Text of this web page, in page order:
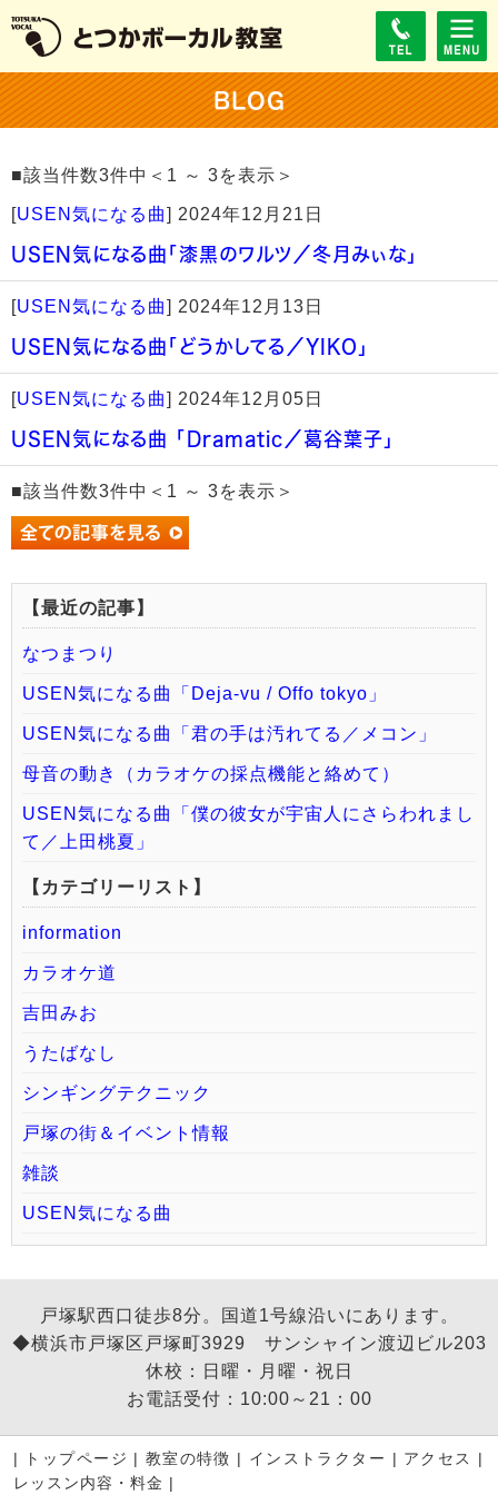
BLOG
■該当件数3件中＜1 ～ 3を表示＞
[USEN気になる曲] 2024年12月21日
USEN気になる曲「漆黒のワルツ／冬月みぃな」
[USEN気になる曲] 2024年12月13日
USEN気になる曲「どうかしてる／YIKO」
[USEN気になる曲] 2024年12月05日
USEN気になる曲 「Dramatic／葛谷葉子」
■該当件数3件中＜1 ～ 3を表示＞
【最近の記事】
なつまつり
USEN気になる曲「Deja-vu / Offo tokyo」
USEN気になる曲「君の手は汚れてる／メコン」
母音の動き（カラオケの採点機能と絡めて）
USEN気になる曲「僕の彼女が宇宙人にさらわれまし
て／上田桃夏」
【カテゴリーリスト】
information
カラオケ道
吉田みお
うたばなし
シンギングテクニック
戸塚の街＆イベント情報
雑談
USEN気になる曲
戸塚駅西口徒歩8分。国道1号線沿いにあります。
◆横浜市戸塚区戸塚町3929 サンシャイン渡辺ビル203
休校：日曜・月曜・祝日
お電話受付：10:00～21：00
| トップページ | 教室の特徴 | インストラクター | アクセス
|
レッスン内容・料金 |